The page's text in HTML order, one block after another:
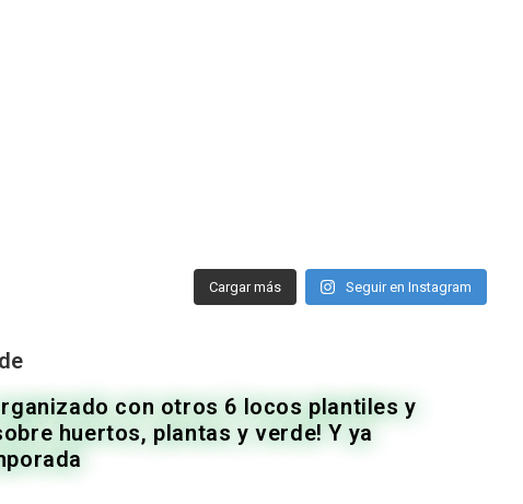
Cargar más Seguir en Instagram
con otros 6 locos plantiles y
huertos, plantas y verde! Y ya